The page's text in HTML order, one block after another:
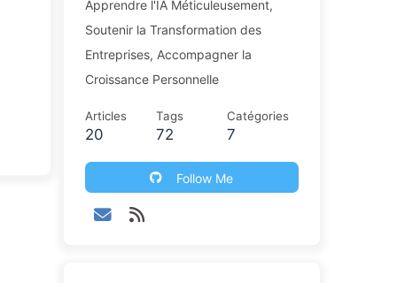
Apprendre l'IA Méticuleusement,
Soutenir la Transformation des
Entreprises, Accompagner la
Croissance Personnelle
Articles
20
Tags
72
Catégories
7
Follow Me